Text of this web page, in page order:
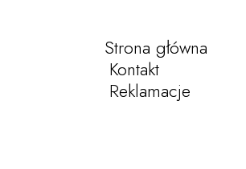
Strona główna
Kontakt
Reklamacje